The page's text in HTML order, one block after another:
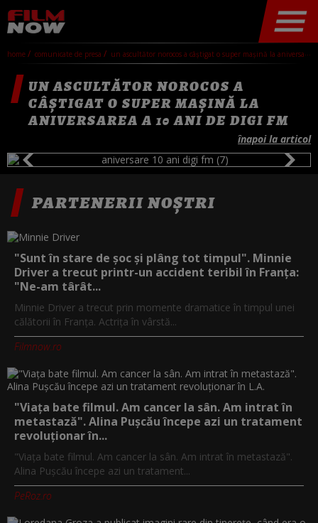
home comunicate de presa un ascultător norocos a câștigat o super mașină la aniversarea a 10 ani de digi fm
UN ASCULTĂTOR NOROCOS A
CÂȘTIGAT O SUPER MAȘINĂ LA
ANIVERSAREA A 10 ANI DE DIGI FM
înapoi la articol
PARTENERII NOȘTRI
"Sunt în stare de șoc și plâng tot timpul". Minnie
Driver a trecut printr-un accident teribil în Franța:
"Ne-am târât...
Minnie Driver a trecut prin momente dramatice în timpul unei
călătorii în Franța. Actrița în vârstă...
Filmnow.ro
"Viața bate filmul. Am cancer la sân. Am intrat în
metastază". Alina Pușcău începe azi un tratament
revoluționar în...
"Viața bate filmul. Am cancer la sân. Am intrat în metastază".
Alina Pușcău începe azi un tratament...
PeRoz.ro